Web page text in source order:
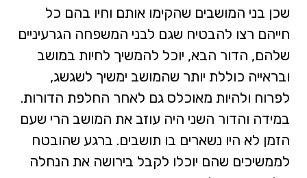
שכן בני המושבים שהקימו אותם וחיו בהם כל
חייהם רצו להבטיח שגם לבני המשפחה הגרעיניים
שלהם, הדור הבא, יוכל להמשיך לחיות במושב
ובראייה כוללת יותר שהמושב ימשיך לשגשג,
לפרוח ולהיות מאוכלס גם לאחר החלפת הדורות.
במידה והדור השני היה עוזב את המושב הרי שעם
הזמן לא היו נשארים בו תושבים. ברגע שהובטח
לממשיכים שהם יוכלו לקבל בירושה את הנחלה